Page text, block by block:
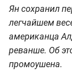
Ян сохранил
легчайшем
американца
реванше. Об
промоушена.